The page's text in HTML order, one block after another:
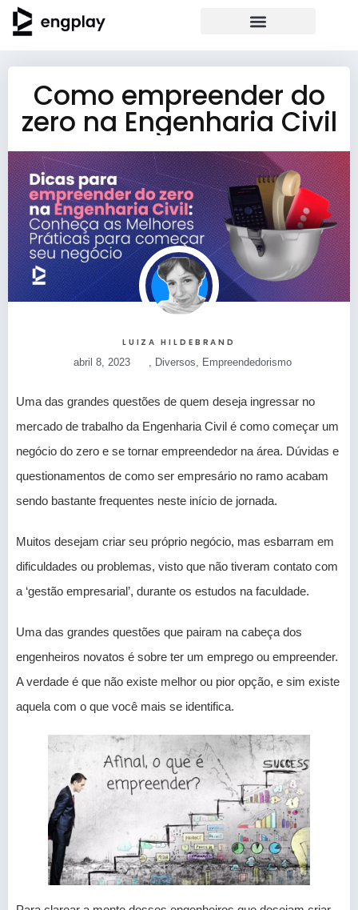
Como empreender do
zero na Engenharia Civil
LUIZA HILDEBRAND
abril 8, 2023
Diversos Empreendedorismo
Uma das grandes questões de quem deseja ingressar no
mercado de trabalho da Engenharia Civil é como começar um
negócio do zero e se tornar empreendedor na área. Dúvidas e
questionamentos de como ser empresário no ramo acabam
sendo bastante frequentes neste início de jornada.
Muitos desejam criar seu próprio negócio, mas esbarram em
dificuldades ou problemas, visto que não tiveram contato com
a ‘gestão empresarial’, durante os estudos na faculdade.
Uma das grandes questões que pairam na cabeça dos
engenheiros novatos é sobre ter um emprego ou empreender.
A verdade é que não existe melhor ou pior opção, e sim existe
aquela com o que você mais se identifica.